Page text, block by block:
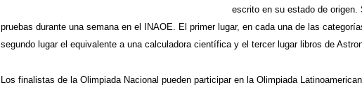
escrito en su estado de
pruebas durante una semana en el INAOE. El primer lugar, en cada una de las
segundo lugar el equivalente a una calculadora científica y el tercer lugar libros de
Los finalistas de la Olimpiada Nacional pueden participar en la Olimpiada